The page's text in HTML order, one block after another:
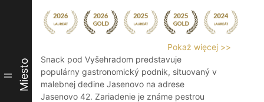
II Miesto
Pokaż więcej >>
Snack pod Vyšehradom predstavuje
populárny gastronomický podnik, situovaný v
malebnej dedine Jasenovo na adrese
Jasenovo 42. Zariadenie je známe pestrou